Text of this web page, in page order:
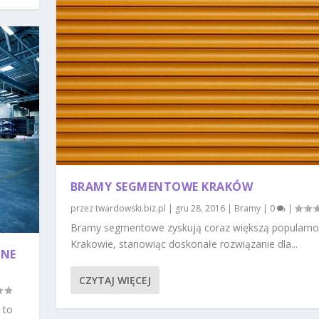
to
BRAMY SEGMENTOWE KRAKÓW
przeztwardowski.biz.pl | gru 28, 2016| Bramy| 0 |
Bramy segmentowe zyskują coraz większą
Krakowie, stanowiąc doskonałe rozwiązanie dla...
CZYTAJ WIĘCEJ